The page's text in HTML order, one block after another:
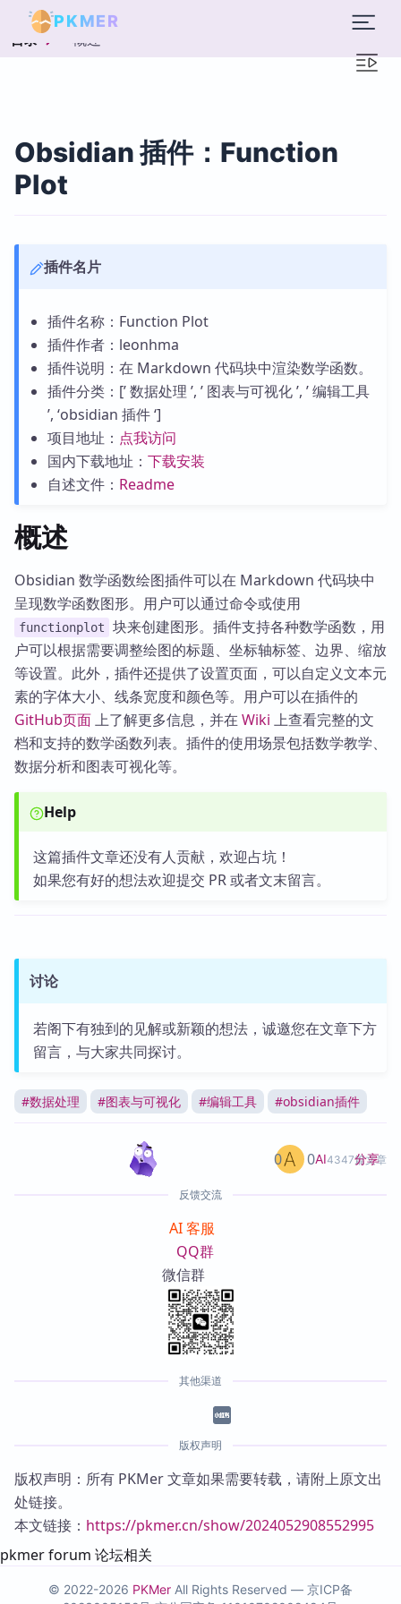
PKMER
目录 概述
Obsidian 插件：Function
Plot
插件名片
插件名称：Function Plot
插件作者：leonhma
插件说明：在 Markdown 代码块中渲染数学函数。
插件分类：[’ 数据处理 ’, ’ 图表与可视化 ’, ’ 编辑工具
’, ‘obsidian 插件 ‘]
项目地址： 点我访问
国内下载地址： 下载安装
自述文件： Readme
概述
Obsidian 数学函数绘图插件可以在 Markdown 代码块中
呈现数学函数图形。用户可以通过命令或使用
functionplot
块来创建图形。插件支持各种数学函数，用
户可以根据需要调整绘图的标题、坐标轴标签、边界、缩放
等设置。此外，插件还提供了设置页面，可以自定义文本元
素的字体大小、线条宽度和颜色等。用户可以在插件的
GitHub页面上了解更多信息，并在 Wiki 上查看完整的文
档和支持的数学函数列表。插件的使用场景包括数学教学、
数据分析和图表可视化等。
Help
这篇插件文章还没有人贡献，欢迎占坑！
如果您有好的想法欢迎提交 PR 或者文末留言。
讨论
若阁下有独到的见解或新颖的想法，诚邀您在文章下方
留言，与大家共同探讨。
#数据处理 #图表与可视化 #编辑工具 #obsidian插件
AI4347篇文章
0 0 分享
反馈交流
AI 客服
QQ群
微信群
其他渠道
版权声明
版权声明：所有 PKMer 文章如果需要转载，请附上原文出
处链接。
本文链接： https://pkmer.cn/show/2024052908552995
pkmer forum 论坛相关
© 2022-2026 PKMer All Rights Reserved — 京ICP备